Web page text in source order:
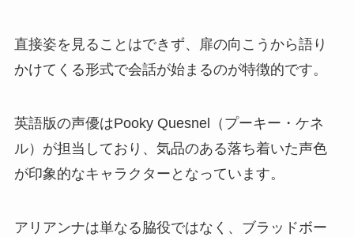
直接姿を見ることはできず、扉の向こうから語り
かけてくる形式で会話が始まるのが特徴的です。
英語版の声優はPooky Quesnel（プーキー・ケネ
ル）が担当しており、気品のある落ち着いた声色
が印象的なキャラクターとなっています。
アリアンナは単なる脇役ではなく、ブラッドボー